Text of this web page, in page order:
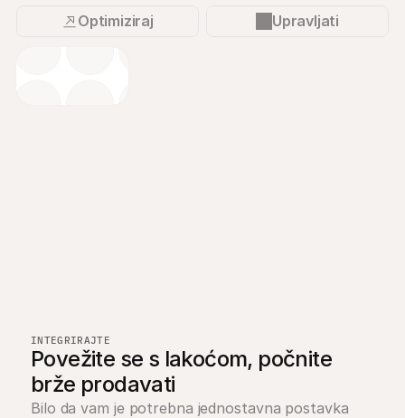
INTEGRIRAJTE
Povežite se s lakoćom, počnite
brže prodavati
Bilo da vam je potrebna jednostavna postavka
Optimiziraj Upravljati